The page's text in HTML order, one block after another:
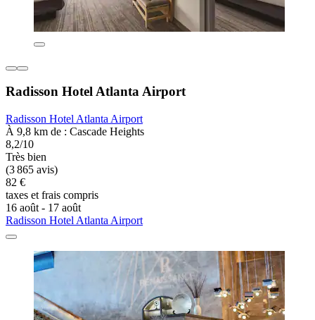
Radisson Hotel Atlanta Airport
Radisson Hotel Atlanta Airport
À 9,8 km de : Cascade Heights
8,2/10
Très bien
(3 865 avis)
82 €
taxes et frais compris
16 août - 17 août
Radisson Hotel Atlanta Airport